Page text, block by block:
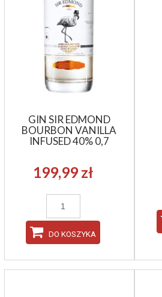
GIN SIR EDMOND
BOURBON VANILLA
INFUSED 40% 0,7
199,99 zł
DO KOSZYKA